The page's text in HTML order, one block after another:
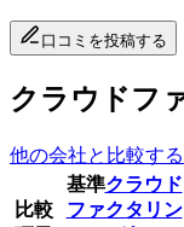
口コミを投稿する
クラウドフ
他の会社と比較する
比較
基準クラウド
ファクタリン